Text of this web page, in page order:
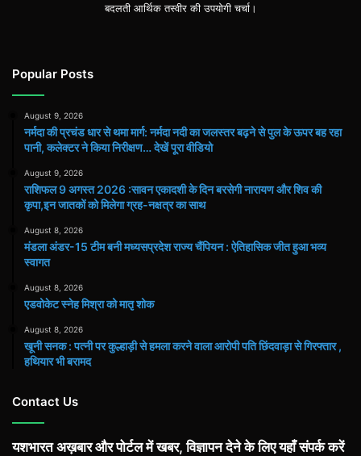
बदलती आर्थिक तस्वीर की उपयोगी चर्चा।
Popular Posts
August 9, 2026
नर्मदा की प्रचंड धार से थमा मार्ग: नर्मदा नदी का जलस्तर बढ़ने से पुल के ऊपर बह रहा
पानी, कलेक्टर ने किया निरीक्षण… देखें पूरा वीडियो
August 9, 2026
राशिफल 9 अगस्त 2026 :सावन एकादशी के दिन बरसेगी नारायण और शिव की
कृपा,इन जातकों को मिलेगा ग्रह-नक्षत्र का साथ
August 8, 2026
मंडला अंडर-15 टीम बनी मध्यसप्रदेश राज्य चैंपियन : ऐतिहासिक जीत हुआ भव्य
स्वागत
August 8, 2026
एडवोकेट स्नेह मिश्रा को मातृ शोक
August 8, 2026
खूनी सनक : पत्नी पर कुल्हाड़ी से हमला करने वाला आरोपी पति छिंदवाड़ा से गिरफ्तार ,
हथियार भी बरामद
Contact Us
यशभारत अख़बार और पोर्टल में खबर, विज्ञापन देने के लिए यहाँ संपर्क करें